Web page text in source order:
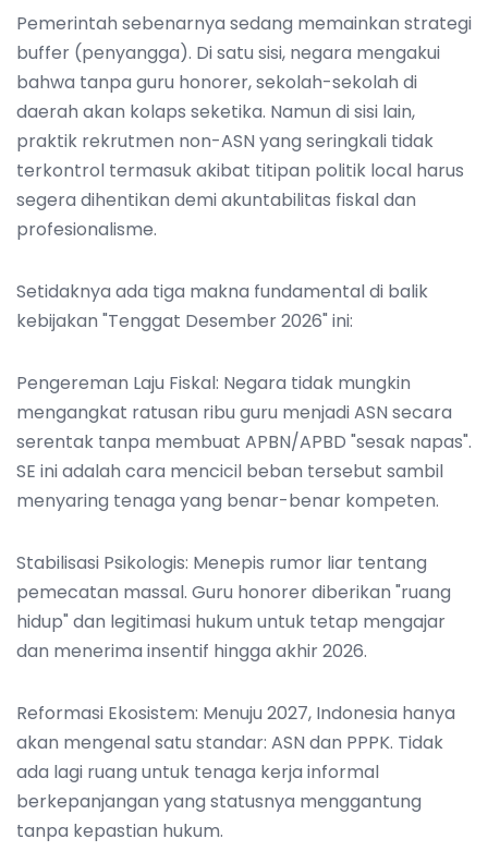
Pemerintah sebenarnya sedang memainkan strategi
buffer (penyangga). Di satu sisi, negara mengakui
bahwa tanpa guru honorer, sekolah-sekolah di
daerah akan kolaps seketika. Namun di sisi lain,
praktik rekrutmen non-ASN yang seringkali tidak
terkontrol termasuk akibat titipan politik local harus
segera dihentikan demi akuntabilitas fiskal dan
profesionalisme.
Setidaknya ada tiga makna fundamental di balik
kebijakan "Tenggat Desember 2026" ini:
Pengereman Laju Fiskal: Negara tidak mungkin
mengangkat ratusan ribu guru menjadi ASN secara
serentak tanpa membuat APBN/APBD "sesak napas".
SE ini adalah cara mencicil beban tersebut sambil
menyaring tenaga yang benar-benar kompeten.
Stabilisasi Psikologis: Menepis rumor liar tentang
pemecatan massal. Guru honorer diberikan "ruang
hidup" dan legitimasi hukum untuk tetap mengajar
dan menerima insentif hingga akhir 2026.
Reformasi Ekosistem: Menuju 2027, Indonesia hanya
akan mengenal satu standar: ASN dan PPPK. Tidak
ada lagi ruang untuk tenaga kerja informal
berkepanjangan yang statusnya menggantung
tanpa kepastian hukum.